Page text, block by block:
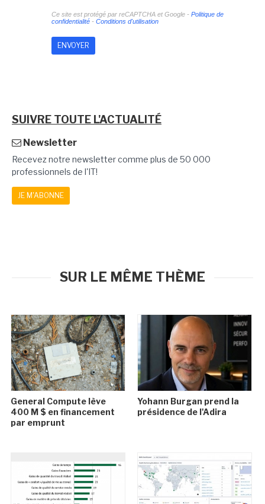
Ce site est protégé par reCAPTCHA et Google - Politique de
confidentialité- Conditions d'utilisation
SUIVRE TOUTE L'ACTUALITÉ
Newsletter
Recevez notre newsletter comme plus de 50 000
professionnels de l'IT!
JE M'ABONNE
SUR LE MÊME THÈME
General Compute lève
400 M $ en financement
par emprunt
Yohann Burgan prend la
présidence de l'Adira